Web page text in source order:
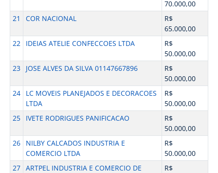
70.000,00
21
COR NACIONAL
R$
65.000,00
22
IDEIAS ATELIE CONFECCOES LTDA
R$
50.000,00
23
JOSE ALVES DA SILVA 01147667896
R$
50.000,00
24
LC MOVEIS PLANEJADOS E DECORACOES
LTDA
R$
50.000,00
25
IVETE RODRIGUES PANIFICACAO
R$
50.000,00
26
NILBY CALCADOS INDUSTRIA E
COMERCIO LTDA
R$
50.000,00
27 ARTPEL INDUSTRIA E COMERCIO DE
R$